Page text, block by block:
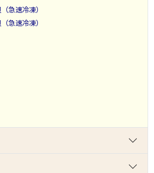
急速冷凍）
急速冷凍）